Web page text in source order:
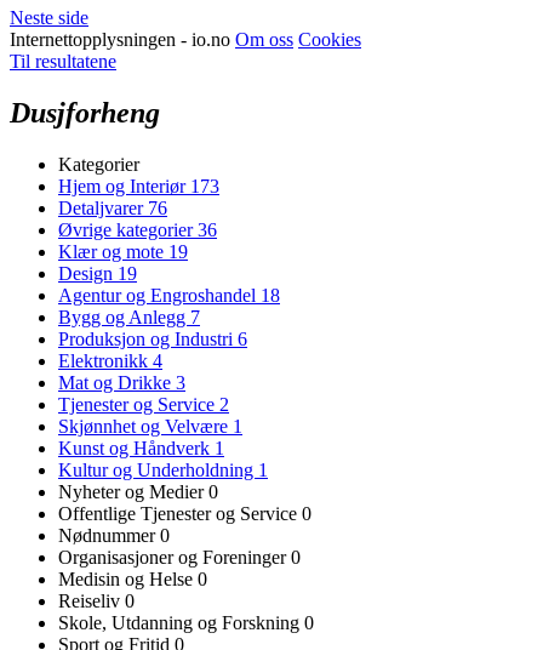
Neste side
Internettopplysningen - io.no Om oss Cookies
Til resultatene
Dusjforheng
Kategorier
Hjem og Interiør 173
Detaljvarer 76
Øvrige kategorier36
Klær og mote 19
Design 19
Agentur og Engroshandel 18
Bygg og Anlegg 7
Produksjon og Industri 6
Elektronikk 4
Mat og Drikke 3
Tjenester og Service 2
Skjønnhet og Velvære 1
Kunst og Håndverk 1
Kultur og Underholdning 1
Nyheter og Medier0
Offentlige Tjenester og Service 0
Nødnummer0
Organisasjoner og Foreninger0
Medisin og Helse 0
Reiseliv 0
Skole, Utdanning og Forskning 0
Sport og Fritid 0